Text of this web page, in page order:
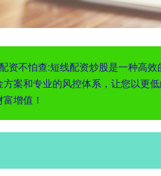
资不怕查:短线配资炒股是一种高
案和专业的风控体系，让您以更
增值！